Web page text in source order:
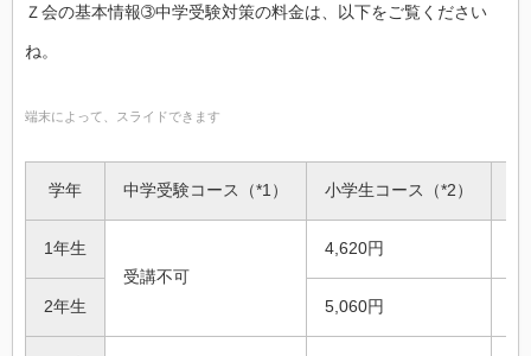
Ｚ会の基本情報➂中学受験対策の料金は、以下をご覧ください
ね。
端末によって、スライドできます
学年 中学受験コース（*1） 小学生コース（*2）
1年生
受講不可
4,620円
2年生 5,060円